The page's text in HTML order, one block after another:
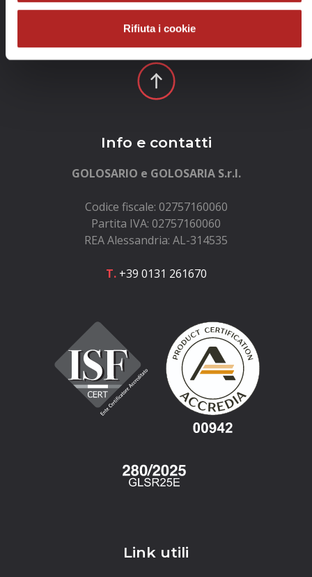
Rifiuta i cookie
Info e contatti
GOLOSARIO e GOLOSARIA S.r.l.
Codice fiscale: 02757160060
Partita IVA: 02757160060
REA Alessandria: AL-314535
T.+39 0131 261670
Link utili